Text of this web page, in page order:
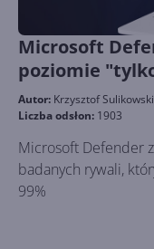
Microsoft
poziomie
Autor: Krzysztof Sulikowski
Liczba odsłon: 1903
Microsoft Defender
badanych rywali,
99%